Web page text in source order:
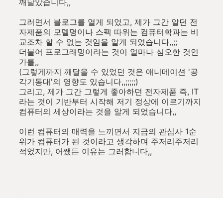
깨달았습니다,,
그러면서 블로그를 열게 되었고, 제가 그간 알던 전
자제품의 모델명이나 스펙 따위는 컴퓨터학과는 비
교조차 할 수 없는 것임을 알게 되었습니다,,;;
더불어 프로그래밍이라는 것이 얼마나 심오한 것인
가를,,
(그렇게까지 깨달을 수 있었던 것은 애니메이션 '공
각기동대'의 영향도 있습니다,,;;;;;)
그리고, 제가 그간 그렇게 좋아하던 전자제품 즉, IT
라는 것이 기반부터 시작해 저기 정상에 이르기까지
컴퓨터의 세상이라는 것을 알게 되었습니다,,
이런 컴퓨터의 매력을 느끼면서 지금의 관심사 1순
위가 컴퓨터가 된 것이라고 생각하며 주저리주저리
적었지만, 어쨌든 이유는 그러합니다,,